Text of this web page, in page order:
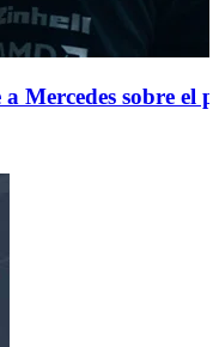
Mercedes sobre el